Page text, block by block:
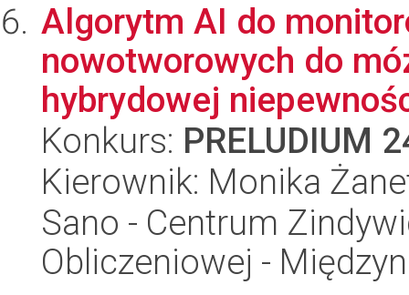
Algorytm AI do
nowotworowych do
hybrydowej
Konkurs: PRELUDIUM
Kierownik: Monika
Sano - Centrum
Obliczeniowej -